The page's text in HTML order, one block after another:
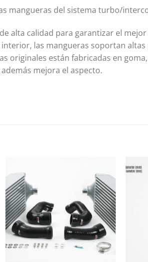
mangueras del sistema turbo/
alta calidad para garantizar el
las mangueras soportan altas
originales están fabricadas en
mejora el aspecto.
Añadir
a la
lista de
deseos